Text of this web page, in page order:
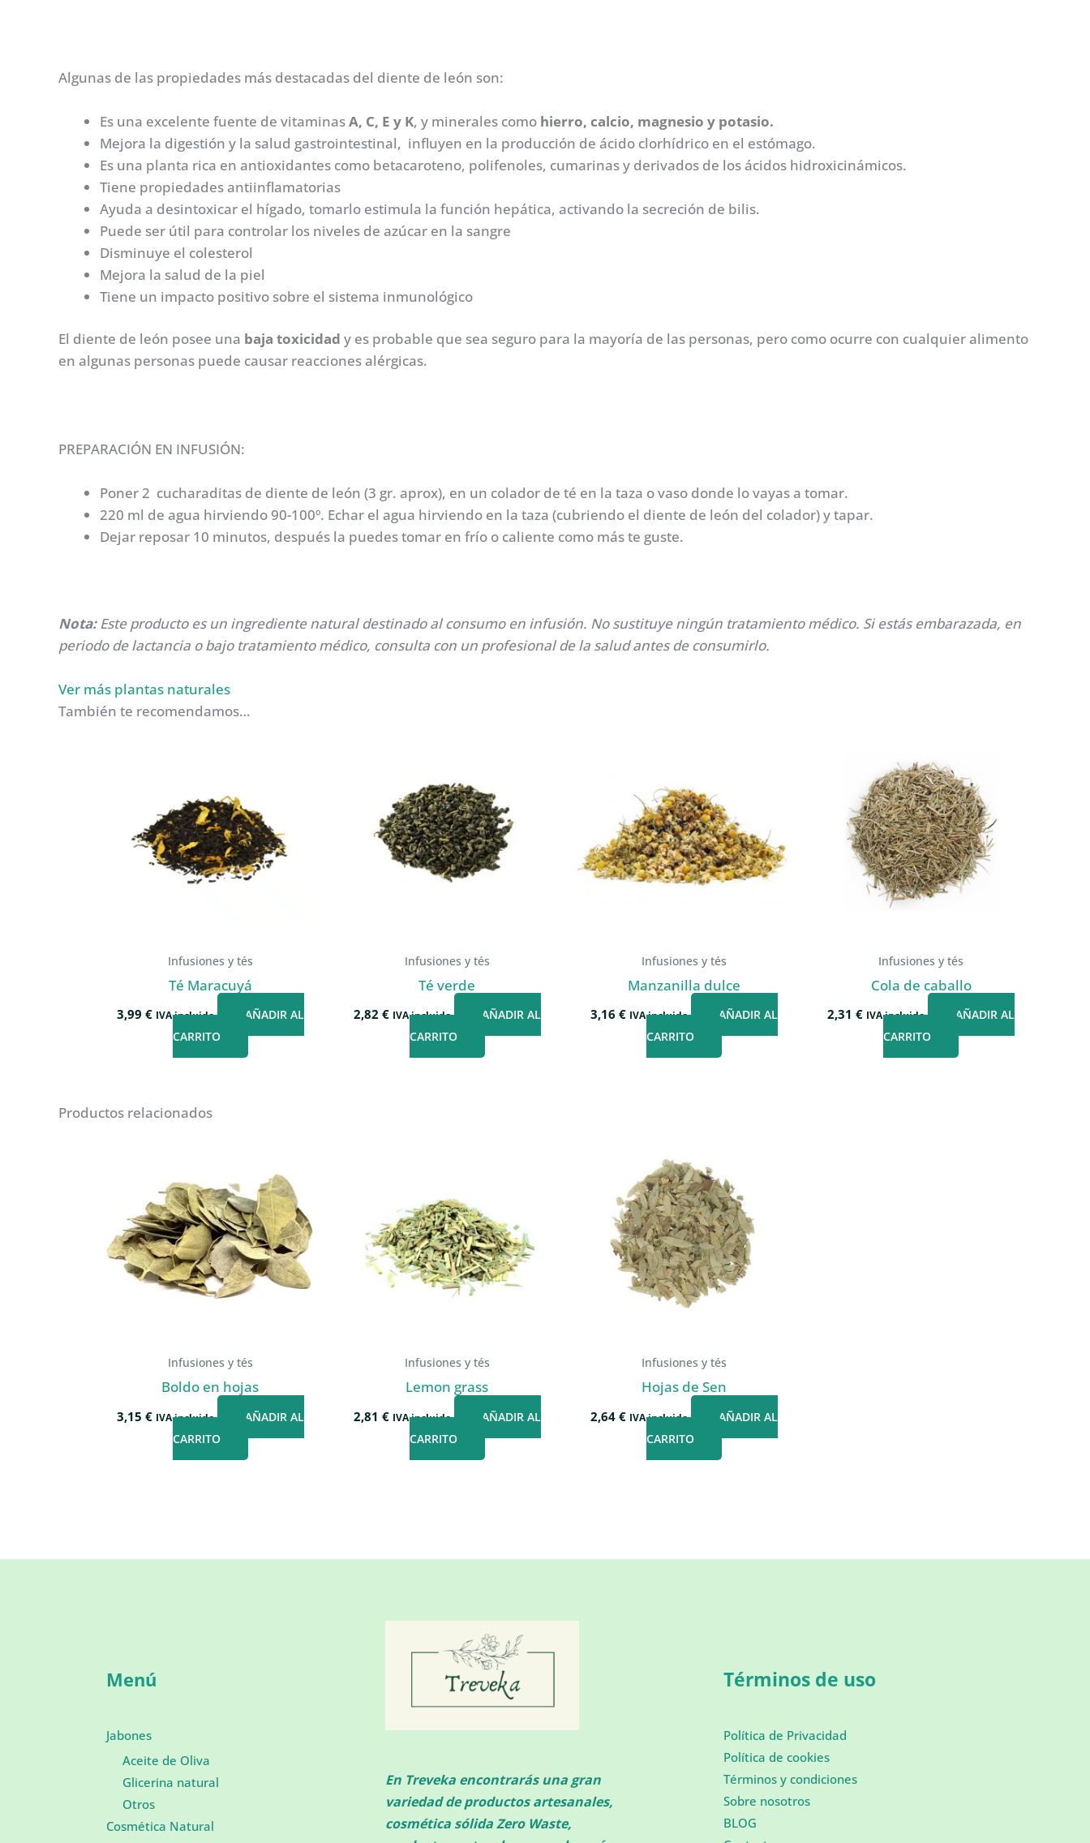
Algunas de las propiedades más destacadas del diente de león son:
Es una excelente fuente de vitaminasA, C, E y K, y minerales como hierro, calcio, magnesio y potasio.
Mejora la digestión y la salud gastrointestinal, influyen en la producción de ácido clorhídrico en el estómago.
Es una planta rica en antioxidantes como betacaroteno, polifenoles, cumarinas y derivados de los ácidos hidroxicinámicos.
Tiene propiedades antiinflamatorias
Ayuda a desintoxicar el hígado, tomarlo estimula la función hepática, activando la secreción de bilis.
Puede ser útil para controlar los niveles de azúcar en la sangre
Disminuye el colesterol
Mejora la salud de la piel
Tiene un impacto positivo sobre el sistema inmunológico
El diente de león posee una baja toxicidad y es probable que sea seguro para la mayoría de las personas, pero como ocurre con cualquier alimento
en algunas personas puede causar reacciones alérgicas.
PREPARACIÓN EN INFUSIÓN:
Poner 2 cucharaditas de diente de león (3 gr. aprox), en un colador de té en la taza o vaso donde lo vayas a tomar.
220 ml de agua hirviendo 90-100º. Echar el agua hirviendo en la taza (cubriendo el diente de león del colador) y tapar.
Dejar reposar 10 minutos, después la puedes tomar en frío o caliente como más te guste.
Nota:Este producto es un ingrediente natural destinado al consumo en infusión. No sustituye ningún tratamiento médico. Si estás embarazada, en
periodo de lactancia o bajo tratamiento médico, consulta con un profesional de la salud antes de consumirlo.
Ver más plantas naturales
También te recomendamos…
Infusiones y tés
Té Maracuyá
3,99 € IVA incluido
AÑADIR AL
CARRITO
Infusiones y tés
Té verde
2,82 € IVA incluido
AÑADIR AL
CARRITO
Infusiones y tés
Manzanilla dulce
3,16€ IVA incluido
AÑADIR AL
CARRITO
Infusiones y tés
Cola de caballo
2,31€ IVA incluido
AÑADIR AL
CARRITO
Productos relacionados
Infusiones y tés
Boldo en hojas
3,15 € IVA incluido
AÑADIR AL
CARRITO
Infusiones y tés
Lemon grass
2,81 € IVA incluido
AÑADIR AL
CARRITO
Infusiones y tés
Hojas de Sen
2,64€ IVA incluido
AÑADIR AL
CARRITO
Menú
Jabones
Aceite de Oliva
Glicerina natural
Otros
Cosmética Natural
En Treveka encontrarás una gran
variedad de productos artesanales,
cosmética sólida Zero Waste,
Términos de uso
Política de Privacidad
Política de cookies
Términos y condiciones
Sobre nosotros
BLOG